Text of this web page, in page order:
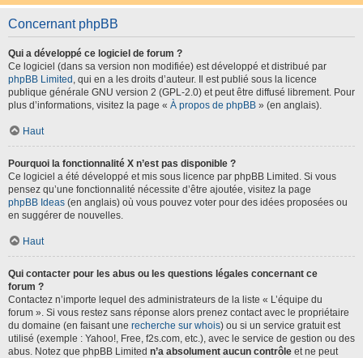
Concernant phpBB
Qui a développé ce logiciel de forum ?
Ce logiciel (dans sa version non modifiée) est développé et distribué par
phpBB Limited , qui en a les droits d’auteur. Il est publié sous la licence
publique générale GNU version 2 (GPL-2.0) et peut être diffusé librement. Pour
plus d’informations, visitez la page « À propos de phpBB » (en anglais).
Haut
Pourquoi la fonctionnalité X n’est pas disponible ?
Ce logiciel a été développé et mis sous licence par phpBB Limited. Si vous
pensez qu’une fonctionnalité nécessite d’être ajoutée, visitez la page
phpBB Ideas (en anglais) où vous pouvez voter pour des idées proposées ou
en suggérer de nouvelles.
Haut
Qui contacter pour les abus ou les questions légales concernant ce
forum ?
Contactez n’importe lequel des administrateurs de la liste « L’équipe du
forum ». Si vous restez sans réponse alors prenez contact avec le propriétaire
du domaine (en faisant une recherche sur whois) ou si un service gratuit est
utilisé (exemple : Yahoo!, Free, f2s.com, etc.), avec le service de gestion ou des
abus. Notez que phpBB Limited n’a absolument aucun contrôle et ne peut